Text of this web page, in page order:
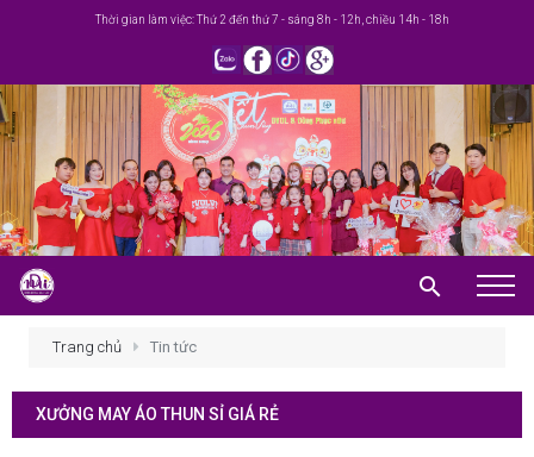
Thời gian làm việc: Thứ 2 đến thứ 7 - sáng 8h - 12h, chiều 14h - 18h
Khuyến mãi
Trang chủ Tin tức
XƯỞNG MAY ÁO THUN SỈ GIÁ RẺ